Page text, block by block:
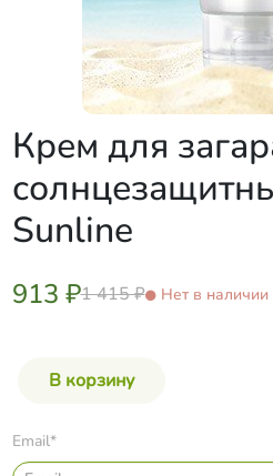
Крем для
Sunline
913 ₽1 415 ₽ Нет в наличии
Email*